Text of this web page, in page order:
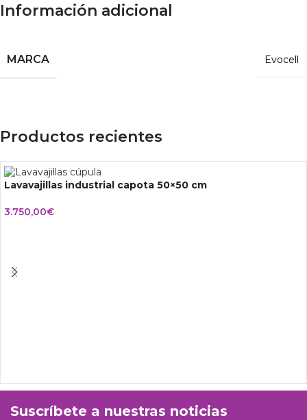
Información adicional
MARCA Evocell
Productos recientes
Lavavajillas industrial capota 50×50 cm
3.750,00€
Suscríbete a nuestras noticias